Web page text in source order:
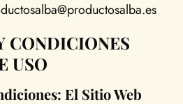
CONDICIONES
USO
El Sitio Web